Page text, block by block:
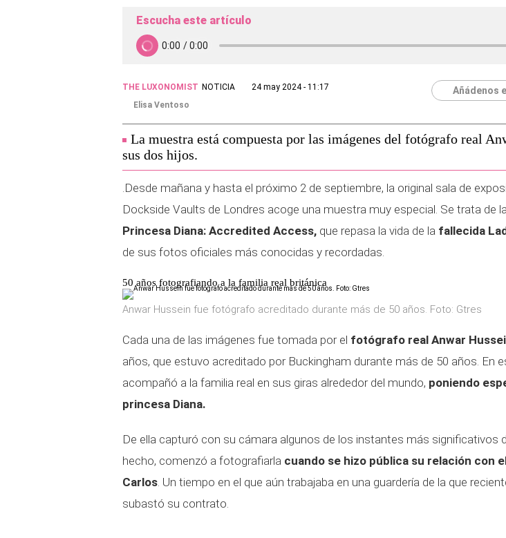
Escucha este artículo
THE LUXONOMIST NOTICIA
24 may 2024 - 11:17
Elisa Ventoso
Añádenos
La muestra está compuesta por las imágenes del fotógrafo real
sus dos hijos.
.Desde mañana y hasta el próximo 2 de septiembre, la original sala de
Dockside Vaults de Londres acoge una muestra muy especial. Se trata de
Princesa Diana: Accredited Access, que repasa la vida de la fallecida
de sus fotos oficiales más conocidas y recordadas.
50 años fotografiando a la familia real británica
Anwar Hussein fue fotógrafo acreditado durante más de 50 años. Foto: Gtres
Cada una de las imágenes fue tomada por el fotógrafo real Anwar
años, que estuvo acreditado por Buckingham durante más de 50 años. En
acompañó a la familia real en sus giras alrededor del mundo, poniendo
princesa Diana.
De ella capturó con su cámara algunos de los instantes más significativos
hecho, comenzó a fotografiarla cuando se hizo pública su relación con
Carlos. Un tiempo en el que aún trabajaba en una guardería de la que
subastó su contrato.